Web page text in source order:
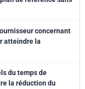
de matières solides
la chaleur, le bruit,
par gravité.
concernant
atteindre la
du temps de
la réduction du